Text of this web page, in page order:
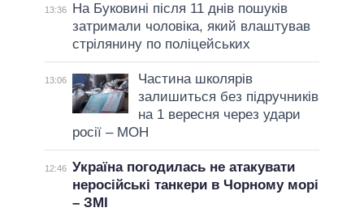
13:36
На Буковині після 11 днів пошуків
затримали чоловіка, який влаштував
стрілянину по поліцейських
13:06
Частина школярів
залишиться без підручників
на 1 вересня через удари
росії – МОН
12:46 Україна погодилась не атакувати
неросійські танкери в Чорному морі
– ЗМІ